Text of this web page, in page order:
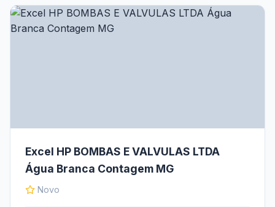
Excel HP BOMBAS E VALVULAS LTDA
Água Branca Contagem MG
Novo